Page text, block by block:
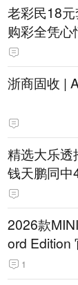
老彩民18
购彩全凭心
浙商固收 |
精选大乐透
钱天鹏同中
2026款
ord Edition
1